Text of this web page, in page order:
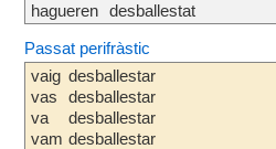
hagueren desballestat
Passat perifràstic
vaig
vas
va
vam
desballestar
desballestar
desballestar
desballestar